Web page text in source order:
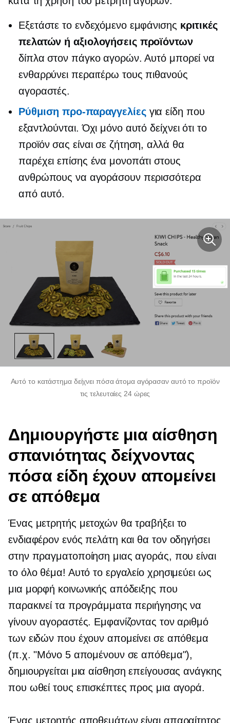
Εξετάστε το ενδεχόμενο εμφάνισης κριτικές
πελατών ή αξιολογήσεις προϊόντων
δίπλα στον πάγκο αγορών. Αυτό μπορεί να
ενθαρρύνει περαιτέρω τους πιθανούς
αγοραστές.
Ρύθμισηπρο-παραγγελίεςγια είδη που
εξαντλούνται. Όχι μόνο αυτό δείχνει ότι το
προϊόν σας είναι σε ζήτηση, αλλά θα
παρέχει επίσης ένα μονοπάτι στους
ανθρώπους να αγοράσουν περισσότερα
από αυτό.
Αυτό το κατάστημα δείχνει πόσα άτομα αγόρασαν αυτό το προϊόν
τις τελευταίες 24 ώρες
Δημιουργήστε μια αίσθηση
σπανιότητας δείχνοντας
πόσα είδη έχουν απομείνει
σε απόθεμα
Ένας μετρητής μετοχών θα τραβήξει το
ενδιαφέρον ενός πελάτη και θα τον οδηγήσει
στην πραγματοποίηση μιας αγοράς, που είναι
το όλο θέμα! Αυτό το εργαλείο χρησιμεύει ως
μια μορφή κοινωνικής απόδειξης που
παρακινεί τα προγράμματα περιήγησης να
γίνουν αγοραστές. Εμφανίζοντας τον αριθμό
των ειδών που έχουν απομείνει σε απόθεμα
(π.χ. "Μόνο 5 απομένουν σε απόθεμα"),
δημιουργείται μια αίσθηση επείγουσας ανάγκης
που ωθεί τους επισκέπτες προς μια αγορά.
Ένας μετρητής αποθεμάτων είναι απαραίτητος